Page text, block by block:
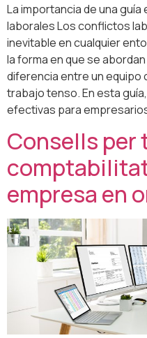
La importancia de una
laborales Los conflictos
inevitable en cualquier
la forma en que se
diferencia entre un equipo
trabajo tenso. En esta
efectivas para
Consells per
empresa en